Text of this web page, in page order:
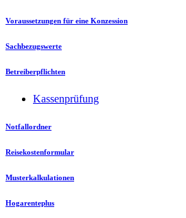
Voraussetzungen für eine Konzession
Sachbezugswerte
Betreiberpflichten
Kassenprüfung
Notfallordner
Reisekostenformular
Musterkalkulationen
Hogarenteplus